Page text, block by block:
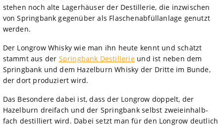
stehen noch alte Lagerhäuser der Destillerie, die inzwischen
von Springbank gegenüber als Flaschenabfüllanlage genutzt
werden.
Der Longrow Whisky wie man ihn heute kennt und schätzt
stammt aus der Springbank Destillerieund ist neben dem
Springbank und dem Hazelburn Whisky der Dritte im Bunde,
der dort produziert wird.
Das Besondere dabei ist, dass der Longrow doppelt, der
Hazelburn dreifach und der Springbank selbst zweieinhalb-
fach destilliert wird. Dabei setzt man für den Longrow deutlich